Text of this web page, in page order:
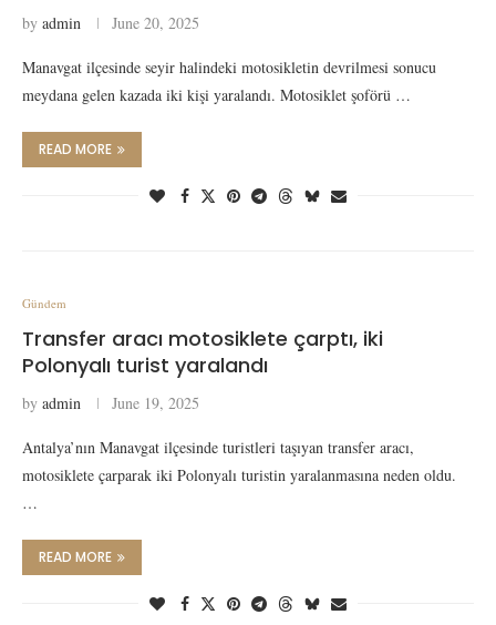
by admin June 20, 2025
Manavgat ilçesinde seyir halindeki motosikletin devrilmesi sonucu
meydana gelen kazada iki kişi yaralandı. Motosiklet şoförü …
READ MORE
Gündem
Transfer aracı motosiklete çarptı, iki
Polonyalı turist yaralandı
by admin June 19, 2025
Antalya’nın Manavgat ilçesinde turistleri taşıyan transfer aracı,
motosiklete çarparak iki Polonyalı turistin yaralanmasına neden oldu.
…
READ MORE